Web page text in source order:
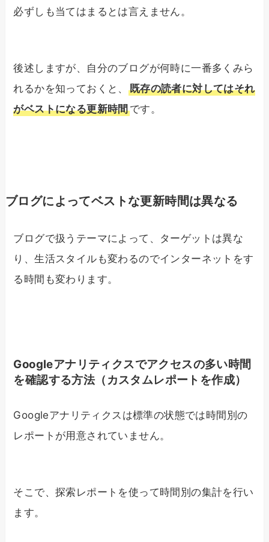
必ずしも当てはまるとは言えません。
後述しますが、自分のブログが何時に一番多くみら
れるかを知っておくと、 既存の読者に対してはそれ
がベストになる更新時間です。
ブログによってベストな更新時間は異なる
ブログで扱うテーマによって、ターゲットは異な
り、生活スタイルも変わるのでインターネットをす
る時間も変わります。
Googleアナリティクスでアクセスの多い時間
を確認する方法（カスタムレポートを作成）
Googleアナリティクスは標準の状態では時間別の
レポートが用意されていません。
そこで、探索レポートを使って時間別の集計を行い
ます。